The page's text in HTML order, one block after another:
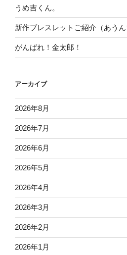
うめ吉くん。
新作ブレスレットご紹介（あうん
がんばれ！金太郎！
アーカイブ
2026年8月
2026年7月
2026年6月
2026年5月
2026年4月
2026年3月
2026年2月
2026年1月